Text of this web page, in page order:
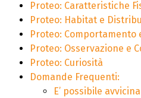
Proteo: Caratteristiche
Proteo: Habitat e
Proteo: Comportamento
Proteo: Osservazione e
Proteo: Curiosità
Domande Frequenti:
E’ possibile